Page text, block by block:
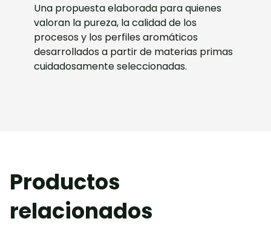
Una propuesta elaborada para quienes
valoran la pureza, la calidad de los
procesos y los perfiles aromáticos
desarrollados a partir de materias primas
cuidadosamente seleccionadas.
Productos
relacionados